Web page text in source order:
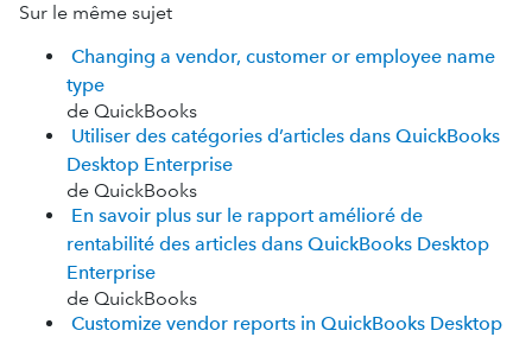
Sur le même sujet
Changing a vendor, customer or employee name
type
de QuickBooks
Utiliser des catégories d’articles dans QuickBooks
Desktop Enterprise
de QuickBooks
En savoir plus sur le rapport amélioré de
rentabilité des articles dans QuickBooks Desktop
Enterprise
de QuickBooks
Customize vendor reports in QuickBooks Desktop